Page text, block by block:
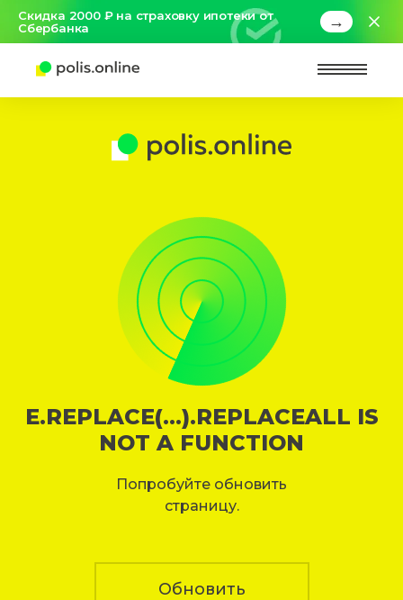
Скидка 2000 ₽ на страховку ипотеки от
Сбербанка
→
E.REPLACE(...).REPLACEALL IS
NOT A FUNCTION
Попробуйте обновить
страницу.
Обновить